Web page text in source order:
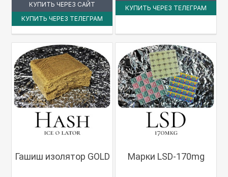
КУПИТЬ ЧЕРЕЗ САЙТ
КУПИТЬ ЧЕРЕЗ ТЕЛЕГРАМ
КУПИТЬ ЧЕРЕЗ ТЕЛЕГРАМ
Гашиш изолятор GOLD Марки LSD-170mg